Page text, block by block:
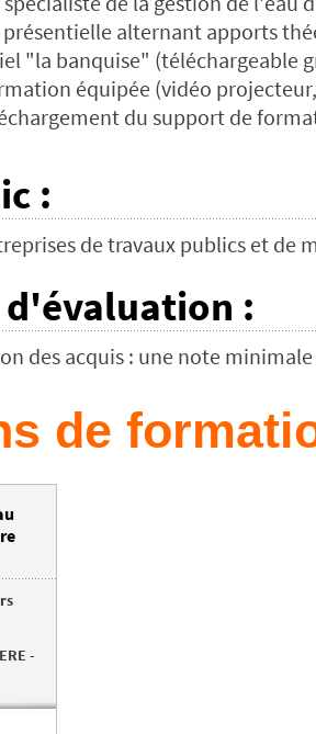
alternant apports
"la banquise" (téléchargeable
équipée (vidéo
du support de
:
de travaux publics et de
d'évaluation :
des acquis : une note
de
-